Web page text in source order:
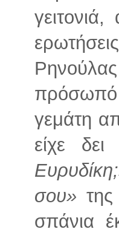
πρόσωπό
γεμάτη
είχε
σου»
σπάνια